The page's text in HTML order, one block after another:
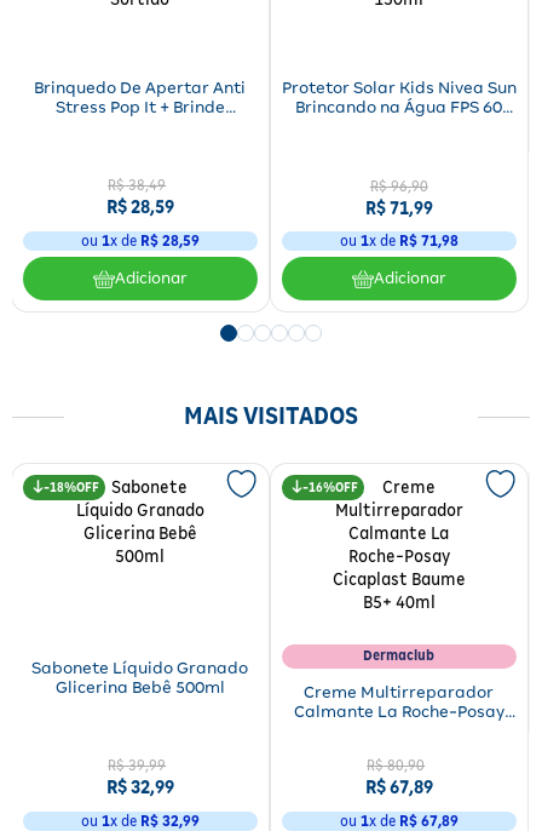
Brinquedo De Apertar Anti
Stress Pop It + Brinde
R$ 38,49
R$28,59
ou 1x de R$ 28,59
Adicionar
Protetor Solar Kids Nivea Sun
Brincando na Água FPS 60
R$ 96,90
R$ 71,99
ou 1x de R$ 71,98
Adicionar
MAIS VISITADOS
18%
Sabonete Líquido Granado
Glicerina Bebê 500ml
R$ 39,99
R$32,99
ou 1x de R$ 32,99
16%
Dermaclub
Creme Multirreparador
Calmante La Roche-Posay
R$ 80,90
R$67,89
ou 1x de R$ 67,89